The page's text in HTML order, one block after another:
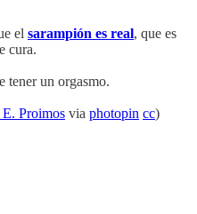
el sarampión es real, que es
cura.
tener un orgasmo.
Proimos via photopin cc)